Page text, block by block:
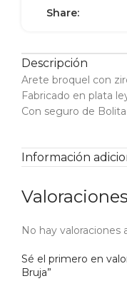
Share:
Descripción
Arete broquel con
Fabricado en plata
Con seguro de
Información
Valoraciones
No hay valoraciones
Sé el primero en
Bruja”